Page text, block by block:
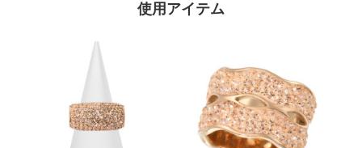
使用アイテム